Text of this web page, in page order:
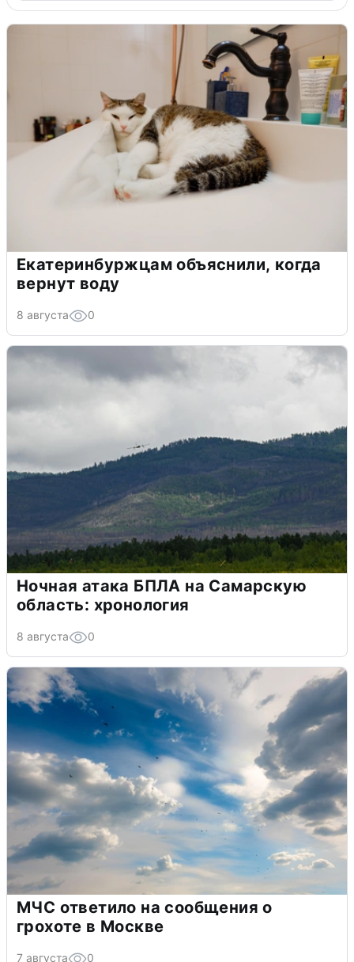
Екатеринбуржцам объяснили, когда
вернут воду
8 августа 0
Ночная атака БПЛА на Самарскую
область: хронология
8 августа 0
МЧС ответило на сообщения о
грохоте в Москве
7 августа 0